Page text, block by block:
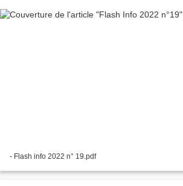
- Flash info 2022 n° 19.pdf